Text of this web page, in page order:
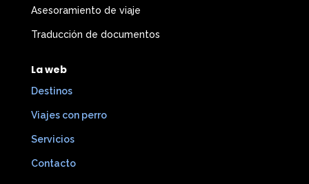
Asesoramiento de viaje
Traducción de documentos
La web
Destinos
Viajes con perro
Servicios
Contacto